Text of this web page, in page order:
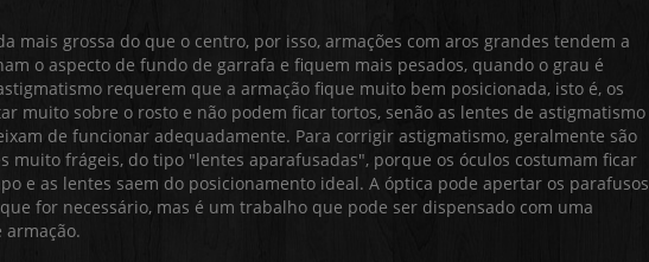
mais grossa do que o centro, por isso, armações com aros grandes tendem a
o aspecto de fundo de garrafa e fiquem mais pesados, quando o grau é
requerem que a armação fique muito bem posicionada, isto é, os
muito sobre o rosto e não podem ficar tortos, senão as lentes de astigmatismo
de funcionar adequadamente. Para corrigir astigmatismo, geralmente são
muito frágeis, do tipo "lentes aparafusadas", porque os óculos costumam ficar
e as lentes saem do posicionamento ideal. A óptica pode apertar os parafusos
for necessário, mas é um trabalho que pode ser dispensado com uma
armação.